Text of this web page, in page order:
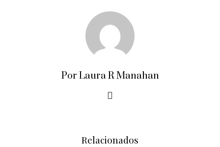
Por Laura R Manahan
Relacionados